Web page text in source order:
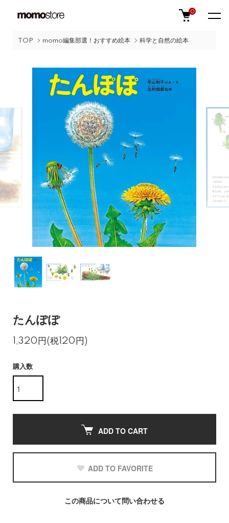
0
TOP momo編集部選！おすすめ絵本 科学と自然の絵本
たんぽぽ
1,320円(税120円)
購入数
ADD TO CART
ADD TO FAVORITE
この商品について問い合わせる